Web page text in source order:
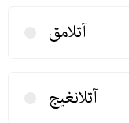
آتلامق
آتلانغیج